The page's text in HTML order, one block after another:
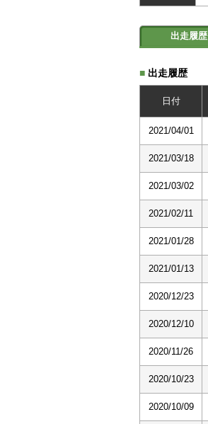
出走履歴
■ 出走履歴
日付
2021/04/01
2021/03/18
2021/03/02
2021/02/11
2021/01/28
2021/01/13
2020/12/23
2020/12/10
2020/11/26
2020/10/23
2020/10/09